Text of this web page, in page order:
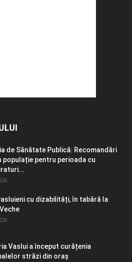
de Sănătate Publică: Recomandări
populație pentru perioada cu
cu dizabilități, în tabără la
Vaslui a început curățenia
străzi din oraș